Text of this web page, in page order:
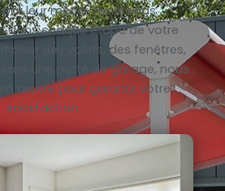
leur métier. Nous vous
dans chaque étape de votre
pour des volets, des fenêtres,
une porte de garage, nous
œuvre pour garantir votre
satisfaction.